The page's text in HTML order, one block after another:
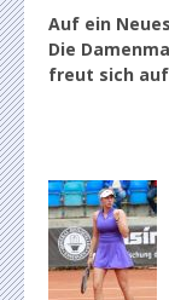
Auf ein Neues
Die
freut sich auf